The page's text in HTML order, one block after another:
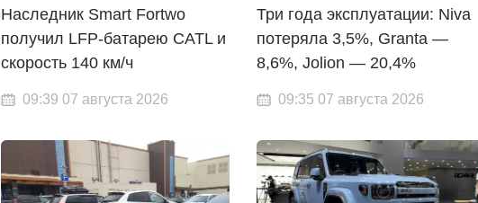
Наследник Smart Fortwo
получил LFP-батарею CATL и
скорость 140 км/ч
09:39 07 августа 2026
Три года эксплуатации: Niva
потеряла 3,5%, Granta —
8,6%, Jolion — 20,4%
09:35 07 августа 2026